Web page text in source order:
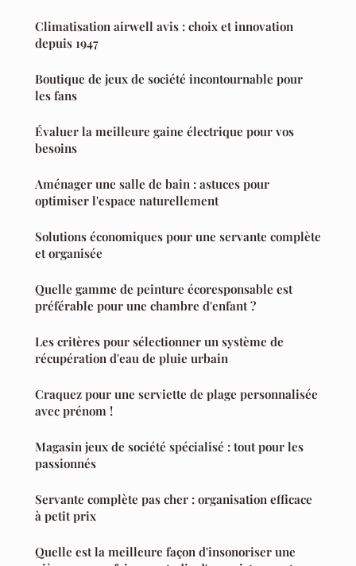
Climatisation airwell avis : choix et innovation
depuis 1947
Boutique de jeux de société incontournable pour
les fans
Évaluer la meilleure gaine électrique pour vos
besoins
Aménager une salle de bain : astuces pour
optimiser l'espace naturellement
Solutions économiques pour une servante complète
et organisée
Quelle gamme de peinture écoresponsable est
préférable pour une chambre d'enfant ?
Les critères pour sélectionner un système de
récupération d'eau de pluie urbain
Craquez pour une serviette de plage personnalisée
avec prénom !
Magasin jeux de société spécialisé : tout pour les
passionnés
Servante complète pas cher : organisation efficace
à petit prix
Quelle est la meilleure façon d'insonoriser une